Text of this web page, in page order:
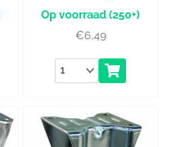
(250+)
€6,49
Aantal